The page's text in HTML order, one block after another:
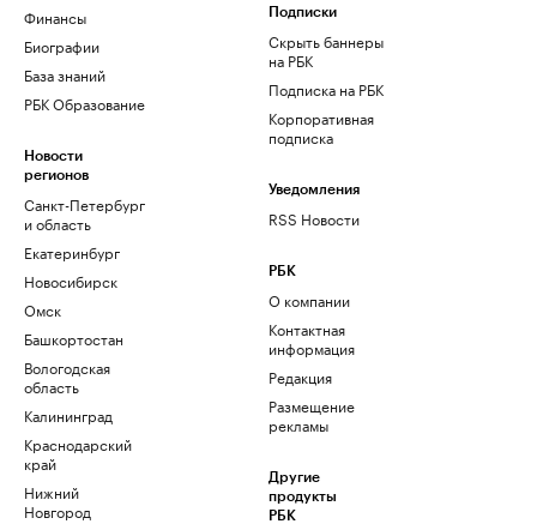
Финансы
Биографии
База знаний
РБК Образование
Новости
регионов
Санкт-Петербург
и область
Екатеринбург
Новосибирск
Омск
Башкортостан
Вологодская
область
Калининград
Краснодарский
край
Нижний
Новгород
Подписки
Скрыть баннеры
на РБК
Подписка на РБК
Корпоративная
подписка
Уведомления
RSS Новости
РБК
О компании
Контактная
информация
Редакция
Размещение
рекламы
Другие
продукты
РБК